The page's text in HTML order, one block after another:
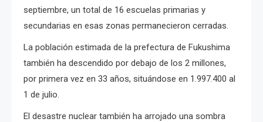
septiembre, un total de 16 escuelas primarias y
secundarias en esas zonas permanecieron cerradas.
La población estimada de la prefectura de Fukushima
también ha descendido por debajo de los 2 millones,
por primera vez en 33 años, situándose en 1.997.400 al
1 de julio.
El desastre nuclear también ha arrojado una sombra